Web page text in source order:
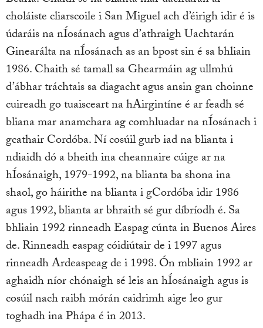
choláiste cliarscoile i San Miguel ach d’éirigh idir é is
údaráis na nÍosánach agus d’athraigh Uachtarán
Ginearálta na nÍosánach as an bpost sin é sa bhliain
1986. Chaith sé tamall sa Ghearmáin ag ullmhú
d’ábhar tráchtais sa diagacht agus ansin gan choinne
cuireadh go tuaisceart na hAirgintíne é ar feadh sé
bliana mar anamchara ag comhluadar na nÍosánach i
gcathair Cordóba. Ní cosúil gurb iad na blianta i
ndiaidh dó a bheith ina cheannaire cúige ar na
hÍosánaigh, 1979-1992, na blianta ba shona ina
shaol, go háirithe na blianta i gCordóba idir 1986
agus 1992, blianta ar bhraith sé gur díbríodh é. Sa
bhliain 1992 rinneadh Easpag cúnta in Buenos Aires
de. Rinneadh easpag cóidiútair de i 1997 agus
rinneadh Ardeaspeag de i 1998. Ón mbliain 1992 ar
aghaidh níor chónaigh sé leis an hÍosánaigh agus is
cosúil nach raibh mórán caidrimh aige leo gur
toghadh ina Phápa é in 2013.